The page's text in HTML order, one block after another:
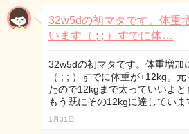
32w5dの初マタです。体重
います（ ; ; ）すでに体…
32w5dの初マタです。体重増加
（ ; ; ）すでに体重が+12kg。
たので12kgまで太っていいよ
もう既にその12kgに達してい
1月31日